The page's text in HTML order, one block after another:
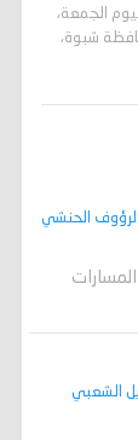
الجمعة،
شبوة،
الحنشي
الشعبي